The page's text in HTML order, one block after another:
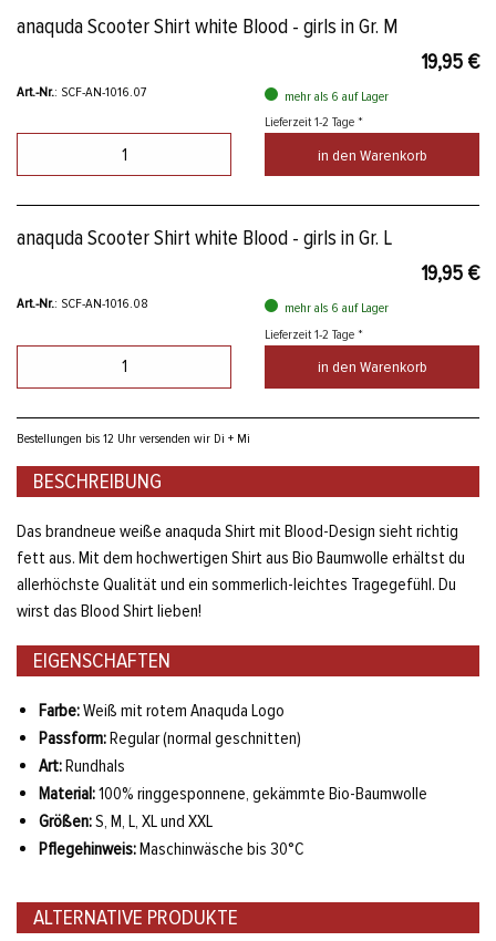
anaquda Scooter Shirt white Blood - girls in Gr. M
19,95 €
Art.-Nr.: SCF-AN-1016.07
mehr als 6 auf Lager
Lieferzeit 1-2 Tage *
in den Warenkorb
anaquda Scooter Shirt white Blood - girls in Gr. L
19,95 €
Art.-Nr.: SCF-AN-1016.08
mehr als 6 auf Lager
Lieferzeit 1-2 Tage *
in den Warenkorb
Bestellungen bis 12 Uhr versenden wir Di + Mi
BESCHREIBUNG
Das brandneue weiße anaquda Shirt mit Blood-Design sieht richtig
fett aus. Mit dem hochwertigen Shirt aus Bio Baumwolle erhältst du
allerhöchste Qualität und ein sommerlich-leichtes Tragegefühl. Du
wirst das Blood Shirt lieben!
EIGENSCHAFTEN
Farbe:Weiß mit rotem Anaquda Logo
Passform:Regular (normal geschnitten)
Art:Rundhals
Material:100% ringgesponnene, gekämmte Bio-Baumwolle
Größen:S, M, L, XL und XXL
Pflegehinweis:Maschinwäsche bis 30°C
ALTERNATIVE PRODUKTE